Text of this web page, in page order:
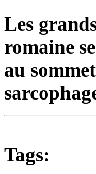
Les
romaine
au
Tags: